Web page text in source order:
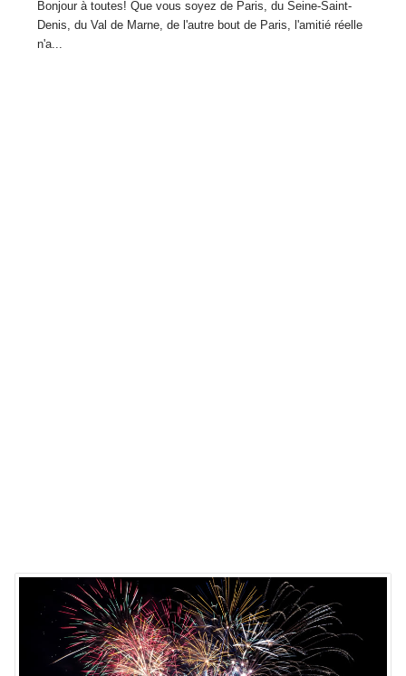
Bonjour à toutes! Que vous soyez de Paris, du Seine-Saint-
Denis, du Val de Marne, de l'autre bout de Paris, l'amitié réelle
n'a...